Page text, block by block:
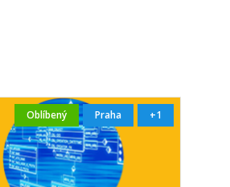
Oblíbený Praha +1